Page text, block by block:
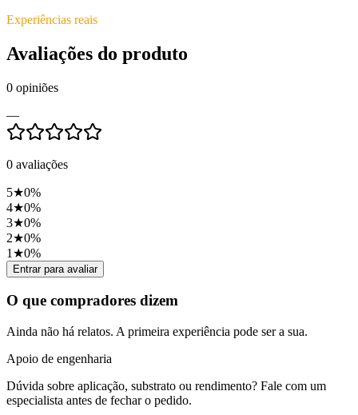
Experiências reais
Avaliações do produto
0 opiniões
—
0 avaliações
5★0%
4★0%
3★0%
2★0%
1 ★0%
Entrar para avaliar
O que compradores dizem
Ainda não há relatos. A primeira experiência pode ser a sua.
Apoio de engenharia
Dúvida sobre aplicação, substrato ou rendimento? Fale com um
especialista antes de fechar o pedido.